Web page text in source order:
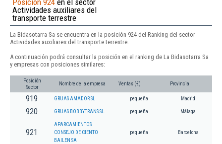
Actividades auxiliares del
transporte terrestre
La Bidasotarra Sa se encuentra en la posición 924 del Ranking del sector
Actividades auxiliares del transporte terrestre.
A continuación podrá consultar la posición en el ranking de La Bidasotarra Sa
y empresas con posiciones similares:
Posición
Sector
Nombre de la empresa Ventas (€) Provincia
919 GRUAS AMADOR SL pequeña Madrid
920 GRUAS BOBBYTRANS SL. pequeña Málaga
921
APARCAMIENTOS
CONSEJO DE CIENTO
BAILEN SA
pequeña Barcelona